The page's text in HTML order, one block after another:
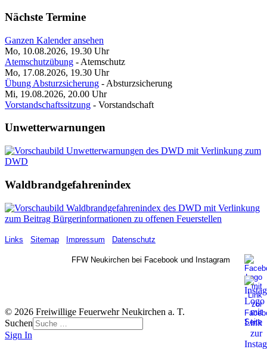
Nächste Termine
Ganzen Kalender ansehen
Mo, 10.08.2026, 19.30 Uhr
Atemschutzübung - Atemschutz
Mo, 17.08.2026, 19.30 Uhr
Übung Absturzsicherung - Absturzsicherung
Mi, 19.08.2026, 20.00 Uhr
Vorstandschaftssitzung - Vorstandschaft
Unwetterwarnungen
Waldbrandgefahrenindex
Links Sitemap Impressum Datenschutz
FFW Neukirchen bei Facebook und Instagram
© 2026 Freiwillige Feuerwehr Neukirchen a. T.
Suchen
Sign In